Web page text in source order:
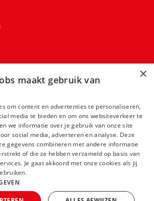
36
64 63
voorwaardenPrivacy
×
maakt gebruik van
om content en advertenties te personaliseren,
media te bieden en om ons websiteverkeer te
we informatie over je gebruik van onze site
social media, adverteren en analyse. Deze
gegevens combineren met andere informatie
of die ze hebben verzameld op basis van
Je gaat akkoord met onze cookies als jij